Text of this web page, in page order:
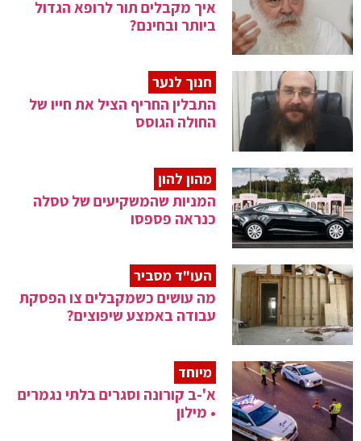
איך מקבלים תור לרופא הגדול
ביותר ובחינם?
חנוך לנער
התבלין החריף הציל את חייו של
החולה הגוסס
מהון להון
המניות שהמשקיעים של טסלה
כנראה פספסו
העו"ד מסביר
מה עושים כשמקבלים צו הפסקת
עבודה באמצע שיפוצים?
מיוחד
א'-ב קורונה וסגרים בלתי נגמרים
• מילון